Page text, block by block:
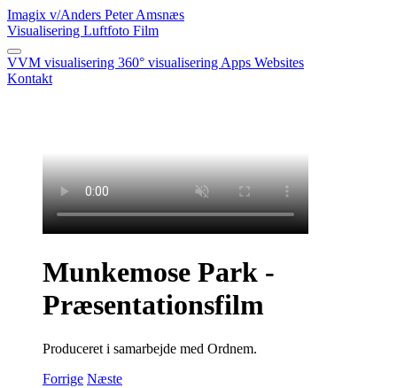
Imagix v/Anders Peter Amsnæs
Visualisering Luftfoto Film
VVM visualisering 360° visualisering Apps Websites
Kontakt
Munkemose Park -
Præsentationsfilm
Produceret i samarbejde med Ordnem.
Forrige Næste